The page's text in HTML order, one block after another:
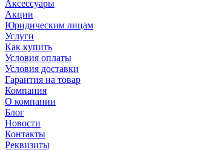
Аксессуары
Акции
Юридическим лицам
Услуги
Как купить
Условия оплаты
Условия доставки
Гарантия на товар
Компания
О компании
Блог
Новости
Контакты
Реквизиты